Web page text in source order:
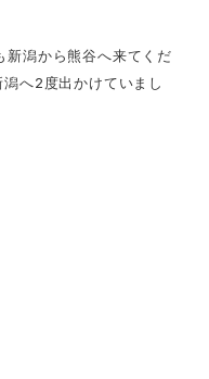
新潟から熊谷へ来てくだ
潟へ2度出かけていまし